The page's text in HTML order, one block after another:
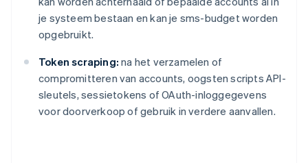
je systeem bestaan en kan je sms-budget worden
opgebruikt.
Token scraping: na het verzamelen of
compromitteren van accounts, oogsten scripts API-
sleutels, sessietokens of OAuth-inloggegevens
voor doorverkoop of gebruik in verdere aanvallen.